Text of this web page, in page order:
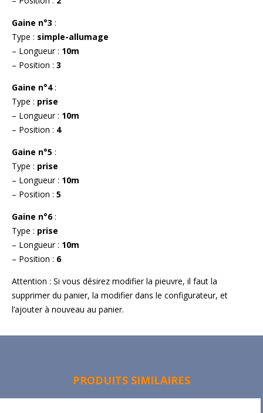
Gaine n°3 :
Type : simple-allumage
– Longueur : 10m
– Position : 3
Gaine n°4:
Type : prise
– Longueur : 10m
– Position : 4
Gaine n°5 :
Type : prise
– Longueur : 10m
– Position : 5
Gaine n°6:
Type : prise
– Longueur : 10m
– Position : 6
Attention : Si vous désirez modifier la pieuvre, il faut la
supprimer du panier, la modifier dans le configurateur, et
l’ajouter à nouveau au panier.
PRODUITS SIMILAIRES